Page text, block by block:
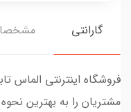
گارانتی
فروشگاه اینترنتی الماس
مشتریان را به بهترین